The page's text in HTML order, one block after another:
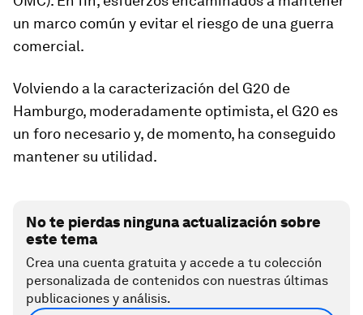
un marco común y evitar el riesgo de una guerra
comercial.
Volviendo a la caracterización del G20 de
Hamburgo, moderadamente optimista, el G20 es
un foro necesario y, de momento, ha conseguido
mantener su utilidad.
No te pierdas ninguna actualización sobre
este tema
Crea una cuenta gratuita y accede a tu colección
personalizada de contenidos con nuestras últimas
publicaciones y análisis.